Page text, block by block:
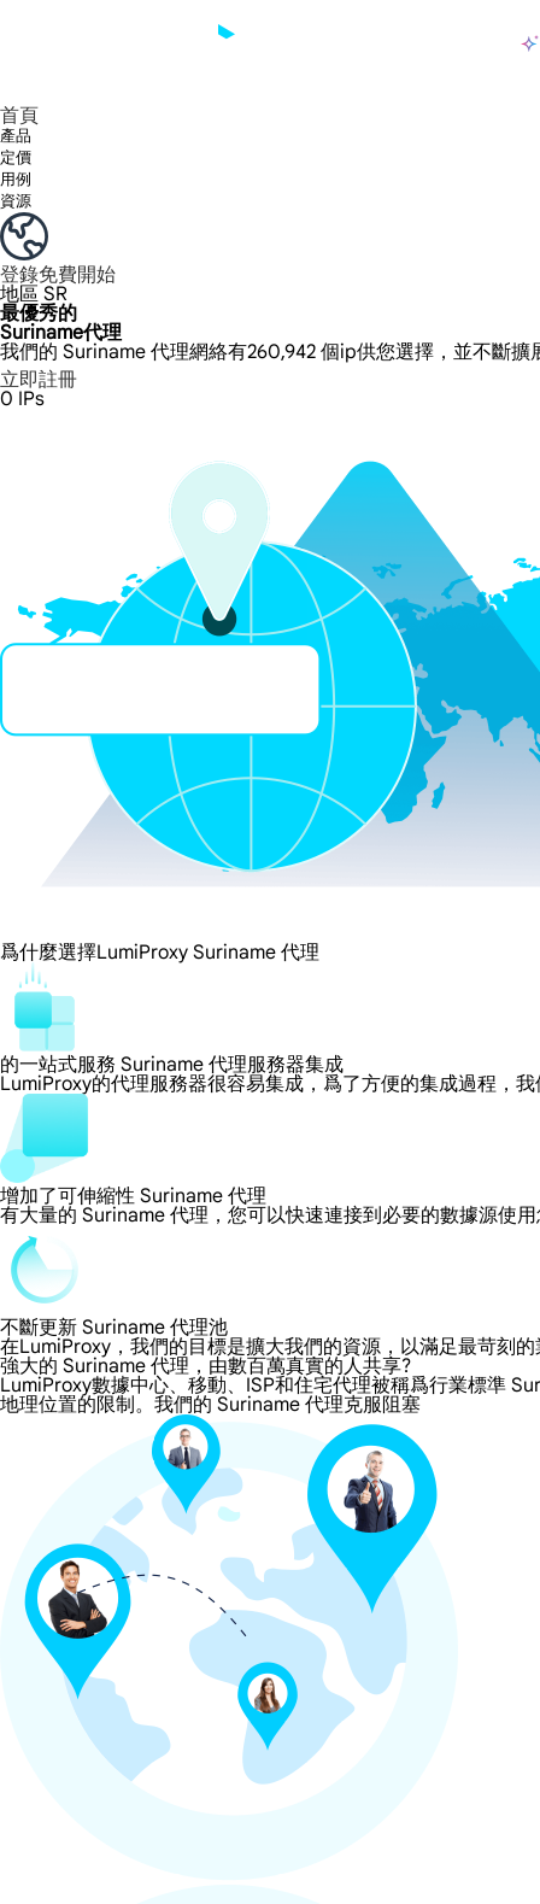
首頁
產品
定價
用例
資源
登錄免費開始
地區 SR
最優秀的
Suriname代理
我們的 Suriname 代理網絡有260,942 個ip供您選擇，並不斷
立即註冊
0 IPs
爲什麼選擇LumiProxy Suriname 代理
的一站式服務 Suriname 代理服務器集成
LumiProxy的代理服務器很容易集成，爲了方便的集成過程，
增加了可伸縮性 Suriname 代理
有大量的 Suriname 代理，您可以快速連接到必要的數據源使
不斷更新 Suriname 代理池
在LumiProxy，我們的目標是擴大我們的資源，以滿足最苛刻
強大的 Suriname 代理，由數百萬真實的人共享?
LumiProxy數據中心、移動、ISP和住宅代理被稱爲行業標準
地理位置的限制。我們的 Suriname 代理克服阻塞